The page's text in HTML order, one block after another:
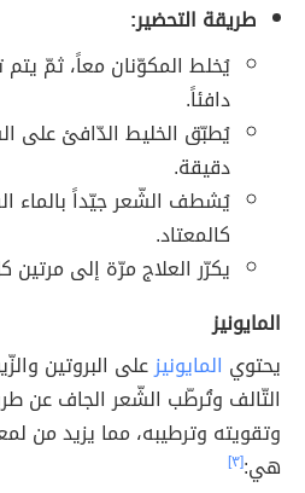
طريقة التحضير:
يُخلط المكوّنان معاً، ثمّ
دافئاً.
دقيقة.
يُشطف الشّعر جيّداً بالماء
كالمعتاد.
يكرّر العلاج مرّة إلى مرتين
المايونيز
يحتوي المايونيزعلى البروتين
التّالف وتُرطّب الشّعر الجاف عن
وتقويته وترطيبه، مما يزيد من
هي:[٣]